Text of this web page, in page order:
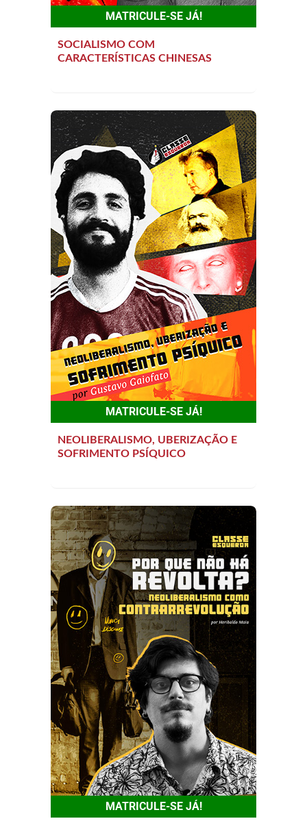
MATRICULE-SE JÁ!
SOCIALISMO COM
CARACTERÍSTICAS CHINESAS
MATRICULE-SE JÁ!
NEOLIBERALISMO, UBERIZAÇÃO E
SOFRIMENTO PSÍQUICO
MATRICULE-SE JÁ!